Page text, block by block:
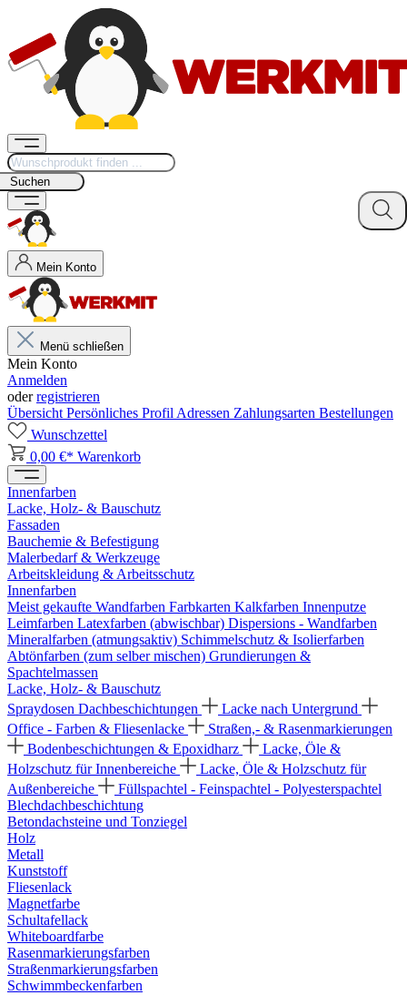
Suchen
Mein Konto
Menü schließen
Mein Konto
Anmelden
oderregistrieren
Übersicht Persönliches Profil Adressen Zahlungsarten Bestellungen
Wunschzettel
0,00 €* Warenkorb
Innenfarben
Lacke, Holz- & Bauschutz
Fassaden
Bauchemie & Befestigung
Malerbedarf & Werkzeuge
Arbeitskleidung & Arbeitsschutz
Innenfarben
Meist gekaufte Wandfarben Farbkarten Kalkfarben Innenputze
Leimfarben Latexfarben (abwischbar) Dispersions - Wandfarben
Mineralfarben (atmungsaktiv) Schimmelschutz & Isolierfarben
Abtönfarben (zum selber mischen) Grundierungen &
Spachtelmassen
Lacke, Holz- & Bauschutz
Spraydosen Dachbeschichtungen
Lacke nach Untergrund
Office - Farben & Fliesenlacke
Straßen,- & Rasenmarkierungen
Bodenbeschichtungen & Epoxidharz
Lacke, Öle &
Holzschutz für Innenbereiche
Lacke, Öle & Holzschutz für
Außenbereiche
Füllspachtel - Feinspachtel - Polyesterspachtel
Blechdachbeschichtung
Betondachsteine und Tonziegel
Holz
Metall
Kunststoff
Fliesenlack
Magnetfarbe
Schultafellack
Whiteboardfarbe
Rasenmarkierungsfarben
Straßenmarkierungsfarben
Schwimmbeckenfarben